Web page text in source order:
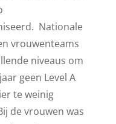
Nationale
vrouwenteams
niveaus om
geen Level A
te weinig
de vrouwen was